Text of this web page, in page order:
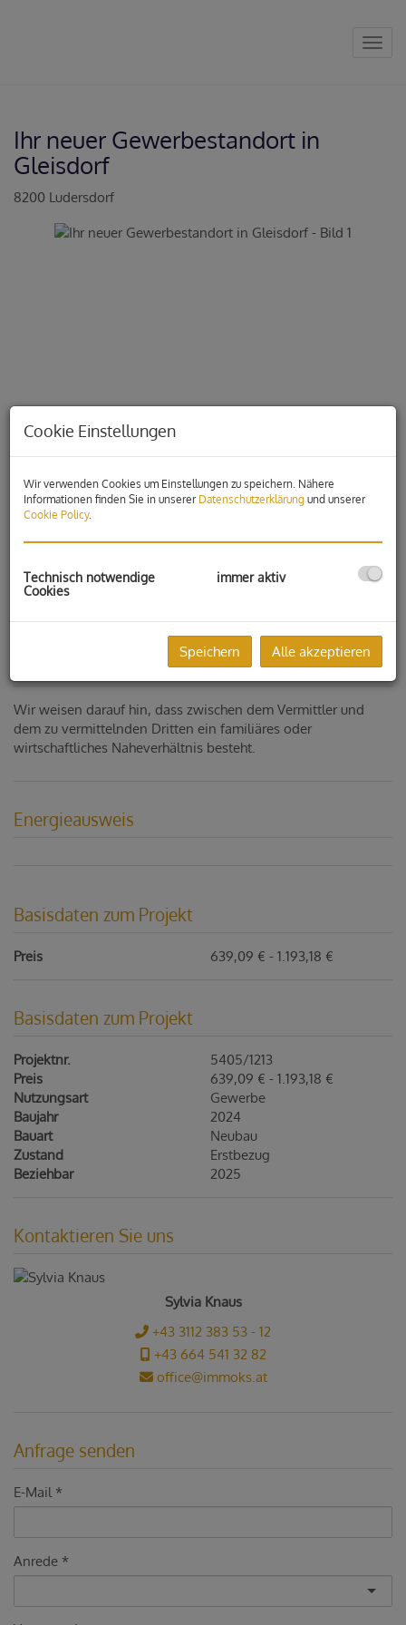
Ihr neuer Gewerbestandort in
Gleisdorf
8200 Ludersdorf
Wir weisen darauf hin, dass zwischen dem Vermittler und
dem zu vermittelnden Dritten ein familiäres oder
wirtschaftliches Naheverhältnis besteht.
Energieausweis
Basisdaten zum Projekt
Preis 639,09 € - 1.193,18 €
Basisdaten zum Projekt
Projektnr.
5405/1213
Preis
639,09 € - 1.193,18 €
Nutzungsart
Gewerbe
Baujahr
2024
Bauart
Neubau
Zustand
Erstbezug
Beziehbar
2025
Kontaktieren Sie uns
Sylvia Knaus
+43 3112 383 53 - 12
+43 664 541 32 82
office@immoks.at
Anfrage senden
E-Mail
Anrede
Cookie Einstellungen
Wir verwenden Cookies um Einstellungen zu speichern. Nähere
Informationen finden Sie in unserer Datenschutzerklärung und unserer
Cookie Policy.
Technisch notwendige
Cookies
immer aktiv
Speichern Alle akzeptieren